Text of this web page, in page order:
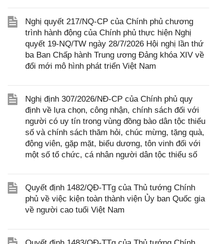
Nghị quyết 217/NQ-CP của Chính phủ chương
trình hành động của Chính phủ thực hiện Nghị
quyết 19-NQ/TW ngày 28/7/2026 Hội nghị lần thứ
ba Ban Chấp hành Trung ương Đảng khóa XIV về
đổi mới mô hình phát triển Việt Nam
Nghị định 307/2026/NĐ-CP của Chính phủ quy
định về lựa chọn, công nhận, chính sách đối với
người có uy tín trong vùng đồng bào dân tộc thiểu
số và chính sách thăm hỏi, chúc mừng, tặng quà,
động viên, gặp mặt, biểu dương, tôn vinh đối với
một số tổ chức, cá nhân người dân tộc thiểu số
Quyết định 1482/QĐ-TTg của Thủ tướng Chính
phủ về việc kiện toàn thành viện Ủy ban Quốc gia
về người cao tuổi Việt Nam